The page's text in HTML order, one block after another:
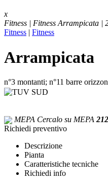
x
Fitness | Fitness Arrampicata |
Fitness | Fitness
Arrampicata
n°3 montanti; n°11 barre
MEPA Cercalo su MEPA
Richiedi preventivo
Descrizione
Pianta
Caratteristiche tecniche
Richiedi info